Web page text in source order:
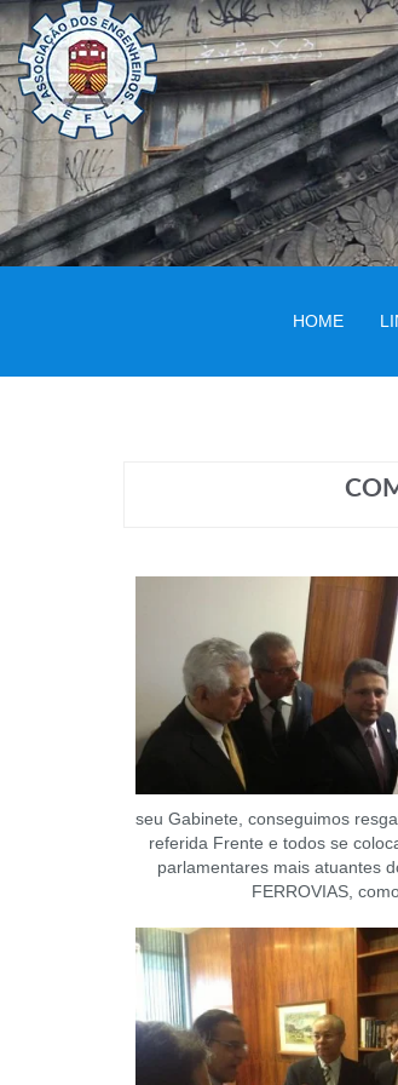
HOME
seu Gabinete, conseguimos
referida Frente e todos se
parlamentares mais atuantes
FERROVIAS,